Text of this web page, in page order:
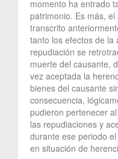
momento ha entrado
patrimonio. Es más,
transcrito
tanto los efectos de la
repudiación se
muerte del causante,
vez aceptada la
bienes del causante
consecuencia,
pudieron pertenecer
las repudiaciones y
durante ese periodo
en situación de